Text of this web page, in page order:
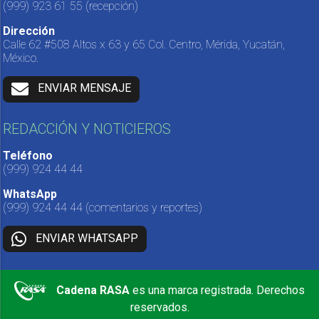
(999) 923 61 55 (recepción)
Dirección
Calle 62 #508 Altos x 63 y 65 Col. Centro, Mérida, Yucatán,
México.
ENVIAR MENSAJE
REDACCIÓN Y NOTICIEROS
Teléfono
(999) 924 44 44
WhatsApp
(999) 924 44 44 (comentarios y reportes)
ENVIAR WHATSAPP
Cadena RASA es una marca registrada. Derechos
reservados.